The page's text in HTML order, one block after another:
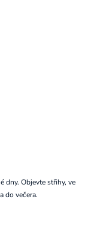
dny. Objevte střihy, ve
do večera.